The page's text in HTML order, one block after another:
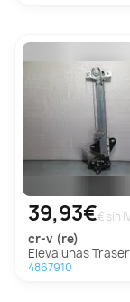
39,93€€ sin
cr-v (re)
Elevalunas Trasero Derecho
4867910